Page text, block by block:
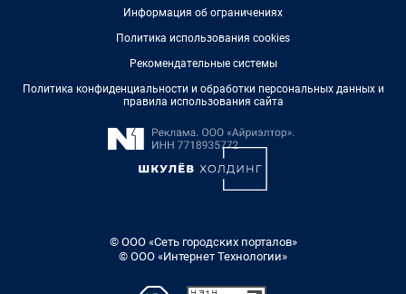
Информация об ограничениях
Политика использования cookies
Рекомендательные системы
Политика конфиденциальности и обработки персональных данных и
правила использования сайта
© ООО «Сеть городских порталов»
© ООО «Интернет Технологии»